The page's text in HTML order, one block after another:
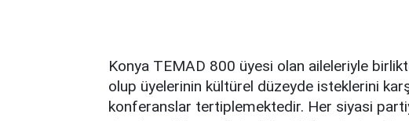
Konya TEMAD 800 üyesi olan aileleriyle
olup üyelerinin kültürel düzeyde isteklerini
konferanslar tertiplemektedir. Her siyasi